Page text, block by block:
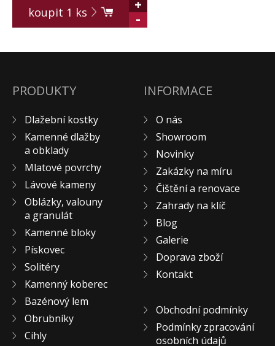
koupit 1 ks
+
-
PRODUKTY
Dlažební kostky
Kamenné dlažby
a obklady
Mlatové povrchy
Lávové kameny
Oblázky, valouny
a granulát
Kamenné bloky
Pískovec
Solitéry
Kamenný koberec
Bazénový lem
Obrubníky
Cihly
INFORMACE
O nás
Showroom
Novinky
Zakázky na míru
Čištění a renovace
Zahrady na klíč
Blog
Galerie
Doprava zboží
Kontakt
Obchodní podmínky
Podmínky zpracování
osobních údajů